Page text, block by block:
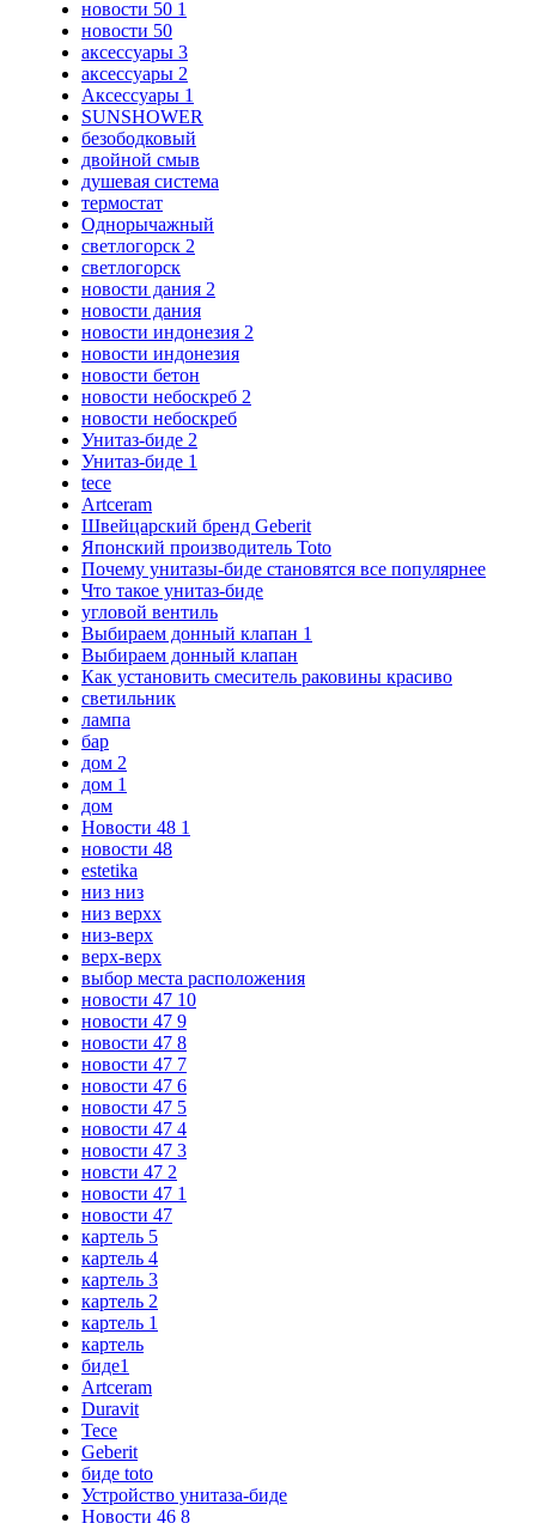
новости 50 1
новости 50
аксессуары 3
аксессуары 2
Аксессуары 1
SUNSHOWER
безободковый
двойной смыв
душевая система
термостат
Однорычажный
светлогорск 2
светлогорск
новости дания 2
новости дания
новости индонезия 2
новости индонезия
новости бетон
новости небоскреб 2
новости небоскреб
Унитаз-биде 2
Унитаз-биде 1
tece
Artceram
Швейцарский бренд Geberit
Японский производитель Toto
Почему унитазы-биде становятся все популярнее
Что такое унитаз-биде
угловой вентиль
Выбираем донный клапан 1
Выбираем донный клапан
Как установить смеситель раковины красиво
светильник
лампа
бар
дом 2
дом 1
дом
Новости 48 1
новости 48
estetika
низ низ
низ верхх
низ-верх
верх-верх
выбор места расположения
новости 47 10
новости 47 9
новости 47 8
новости 47 7
новости 47 6
новости 47 5
новости 47 4
новости 47 3
новсти 47 2
новости 47 1
новости 47
картель 5
картель 4
картель 3
картель 2
картель 1
картель
биде1
Artceram
Duravit
Tece
Geberit
биде toto
Устройство унитаза-биде
Новости 46 8